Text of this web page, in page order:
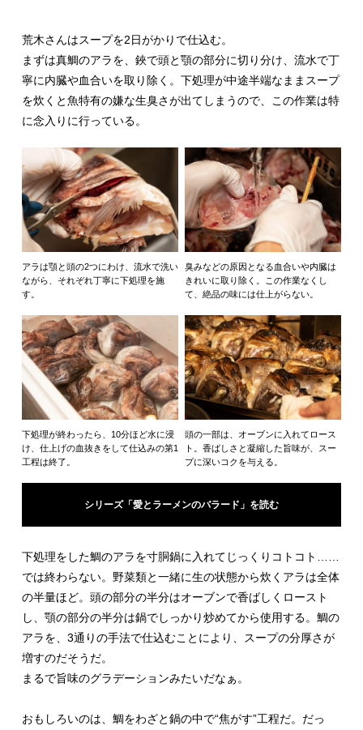
荒木さんはスープを2日がかりで仕込む。
まずは真鯛のアラを、鋏で頭と顎の部分に切り分け、流水で丁
寧に内臓や血合いを取り除く。下処理が中途半端なままスープ
を炊くと魚特有の嫌な生臭さが出てしまうので、この作業は特
に念入りに行っている。
アラは顎と頭の2つにわけ、流水で洗い
ながら、それぞれ丁寧に下処理を施
す。
臭みなどの原因となる血合いや内臓は
きれいに取り除く。この作業なくし
て、絶品の味には仕上がらない。
下処理が終わったら、10分ほど水に浸
け、仕上げの血抜きをして仕込みの第1
工程は終了。
頭の一部は、オーブンに入れてロース
ト。香ばしさと凝縮した旨味が、スー
プに深いコクを与える。
シリーズ「愛とラーメンのバラード」を読む
下処理をした鯛のアラを寸胴鍋に入れてじっくりコトコト……
では終わらない。野菜類と一緒に生の状態から炊くアラは全体
の半量ほど。頭の部分の半分はオーブンで香ばしくロースト
し、顎の部分の半分は鍋でしっかり炒めてから使用する。鯛の
アラを、3通りの手法で仕込むことにより、スープの分厚さが
増すのだそうだ。
まるで旨味のグラデーションみたいだなぁ。
おもしろいのは、鯛をわざと鍋の中で“焦がす”工程だ。だっ